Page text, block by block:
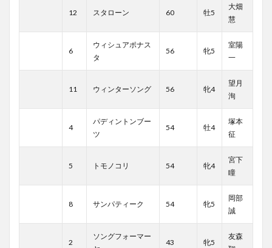
12 スタローン 60 牡5
大畑
慧
6
ウィシュアポナス
タ
56 牝5
室陽
一
11 ウィンターソング 56 牝4
望月
洵
4
パディントンブー
ツ
54 牡4
塚本
征
5 トモノコリ 54 牝4
宮下
瞳
8 サンパティーク 54 牝5
岡部
誠
2
ソングフォーマー
43 牝5
友森